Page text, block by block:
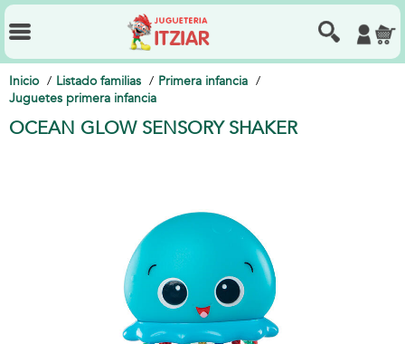
Inicio Listado familias
Primera infancia
Juguetes primera infancia
OCEAN GLOW SENSORY SHAKER